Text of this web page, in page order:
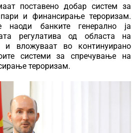
поставено добар систем за
и финансирање тероризам.
наоди банките генерално ја
регулатива од областа на
и вложуваат во континуирано
системи за спречување на
тероризам.